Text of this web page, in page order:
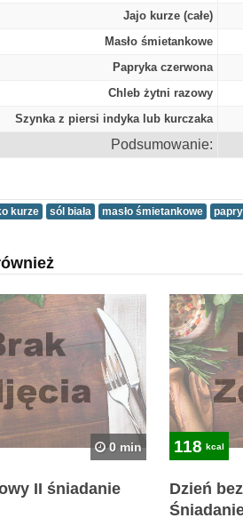
Jajo kurze (całe)
Masło śmietankowe
Papryka czerwona
Chleb żytni razowy
Szynka z piersi indyka lub kurczaka
Podsumowanie:
kurze sól biała masło śmietankowe
0 min
II śniadanie
118 kcal
Dzień